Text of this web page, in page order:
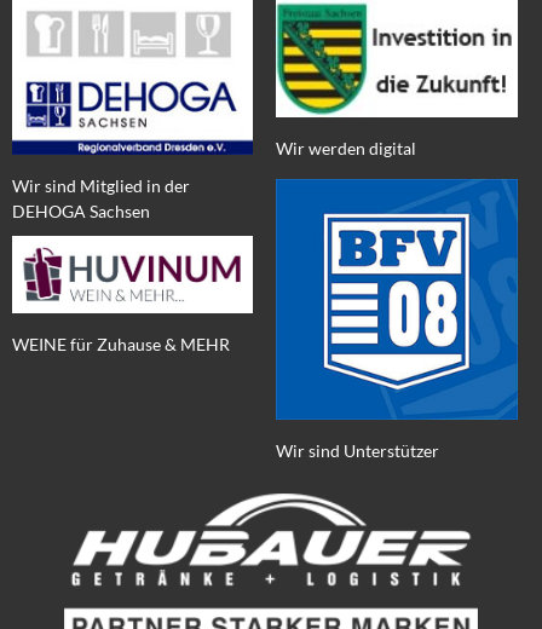
Wir sind Mitglied in der
DEHOGA Sachsen
WEINE für Zuhause & MEHR
Wir werden digital
Wir sind Unterstützer